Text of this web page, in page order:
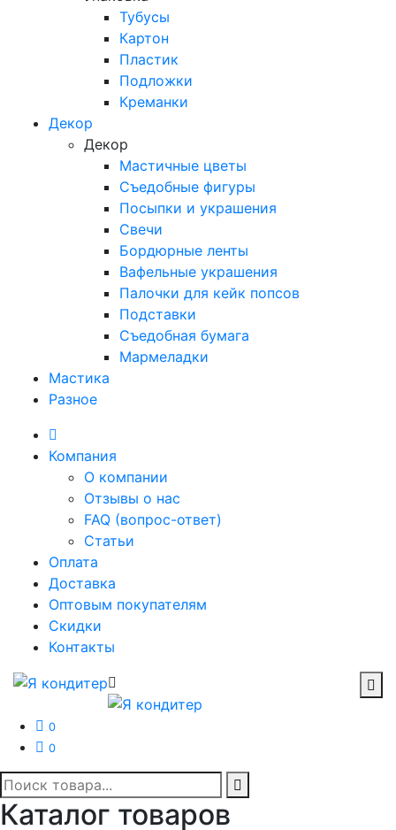
Тубусы
Картон
Пластик
Подложки
Креманки
Декор
Декор
Мастичные цветы
Съедобные фигуры
Посыпки и украшения
Свечи
Бордюрные ленты
Вафельные украшения
Палочки для кейк попсов
Подставки
Съедобная бумага
Мармеладки
Мастика
Разное
Компания
О компании
Отзывы о нас
FAQ (вопрос-ответ)
Статьи
Оплата
Доставка
Оптовым покупателям
Скидки
Контакты
0
0
Каталог товаров